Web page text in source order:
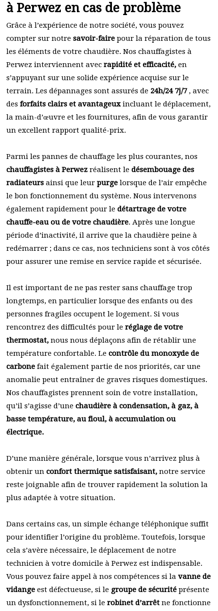
à Perwez en cas de problème
Grâce à l’expérience de notre société, vous pouvez
compter sur notre savoir-faire pour la réparation de tous
les éléments de votre chaudière. Nos chauffagistes à
Perwez interviennent avec rapidité et efficacité, en
s’appuyant sur une solide expérience acquise sur le
terrain. Les dépannages sont assurés de 24h/24 7j/7, avec
des forfaits clairs et avantageuxincluant le déplacement,
la main-d’œuvre et les fournitures, afin de vous garantir
un excellent rapport qualité-prix.
Parmi les pannes de chauffage les plus courantes, nos
chauffagistes à Perwez réalisent le désembouage des
radiateurs ainsi que leur purge lorsque de l’air empêche
le bon fonctionnement du système. Nous intervenons
également rapidement pour le détartrage de votre
chauffe-eau ou de votre chaudière. Après une longue
période d’inactivité, il arrive que la chaudière peine à
redémarrer ; dans ce cas, nos techniciens sont à vos côtés
pour assurer une remise en service rapide et sécurisée.
Il est important de ne pas rester sans chauffage trop
longtemps, en particulier lorsque des enfants ou des
personnes fragiles occupent le logement. Si vous
rencontrez des difficultés pour le réglage de votre
thermostat, nous nous déplaçons afin de rétablir une
température confortable. Le contrôle du monoxyde de
carbone fait également partie de nos priorités, car une
anomalie peut entraîner de graves risques domestiques.
Nos chauffagistes prennent soin de votre installation,
qu’il s’agisse d’une chaudière à condensation, à gaz, à
basse température, au fioul, à accumulation ou
électrique.
D’une manière générale, lorsque vous n’arrivez plus à
obtenir un confort thermique satisfaisant, notre service
reste joignable afin de trouver rapidement la solution la
plus adaptée à votre situation.
Dans certains cas, un simple échange téléphonique suffit
pour identifier l’origine du problème. Toutefois, lorsque
cela s’avère nécessaire, le déplacement de notre
technicien à votre domicile à Perwez est indispensable.
Vous pouvez faire appel à nos compétences si la vanne de
vidange est défectueuse, si le groupe de sécurité présente
un dysfonctionnement, si le robinet d’arrêt ne fonctionne